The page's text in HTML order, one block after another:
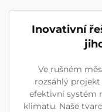
Inovativní
Ve rušném
rozsáhlý
efektivní systém
klimatu. Naše